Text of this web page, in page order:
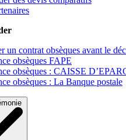
un contrat obsèques avant le
obsèques FAPE
obsèques : CAISSE
obsèques : La Banque postale